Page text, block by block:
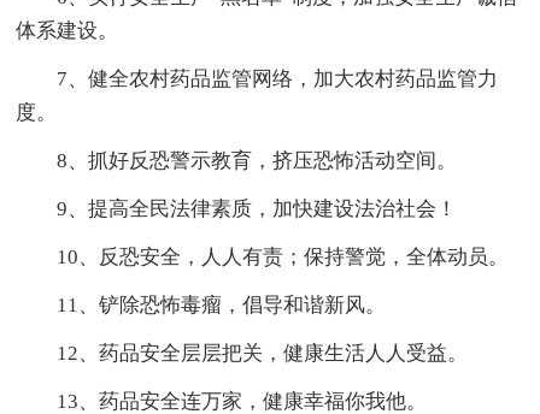
体系建设。
7、健全农村药品监管网络，加大农村药品监管力
度。
8、抓好反恐警示教育，挤压恐怖活动空间。
9、提高全民法律素质，加快建设法治社会！
10、反恐安全，人人有责；保持警觉，全体动员。
11、铲除恐怖毒瘤，倡导和谐新风。
12、药品安全层层把关，健康生活人人受益。
13、药品安全连万家，健康幸福你我他。